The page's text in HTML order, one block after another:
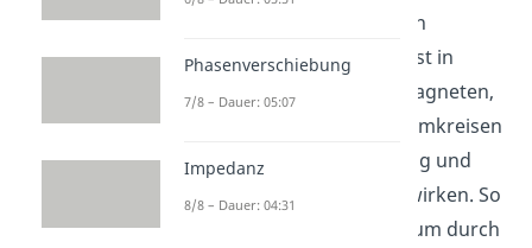
steckt in vielen technischen
Anwendungen. Du arbeitest in
diesem Themenfeld mit Magneten,
Spulen und einfachen Stromkreisen
und schaust, wie Bewegung und
Magnetfelder zusammenwirken. So
kannst du einordnen, warum durch
Phasenverschiebung
7/8 – Dauer: 05:07
Impedanz
8/8 – Dauer: 04:31